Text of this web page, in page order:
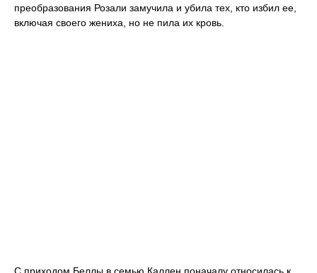
преобразования Розали замучила и убила тех, кто избил ее,
включая своего жениха, но не пила их кровь.